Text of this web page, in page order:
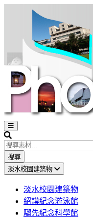
Open
sidebar
Search
搜尋
淡水校園建築物
淡水校園建築物
紹謨紀念游泳館
騮先紀念科學館